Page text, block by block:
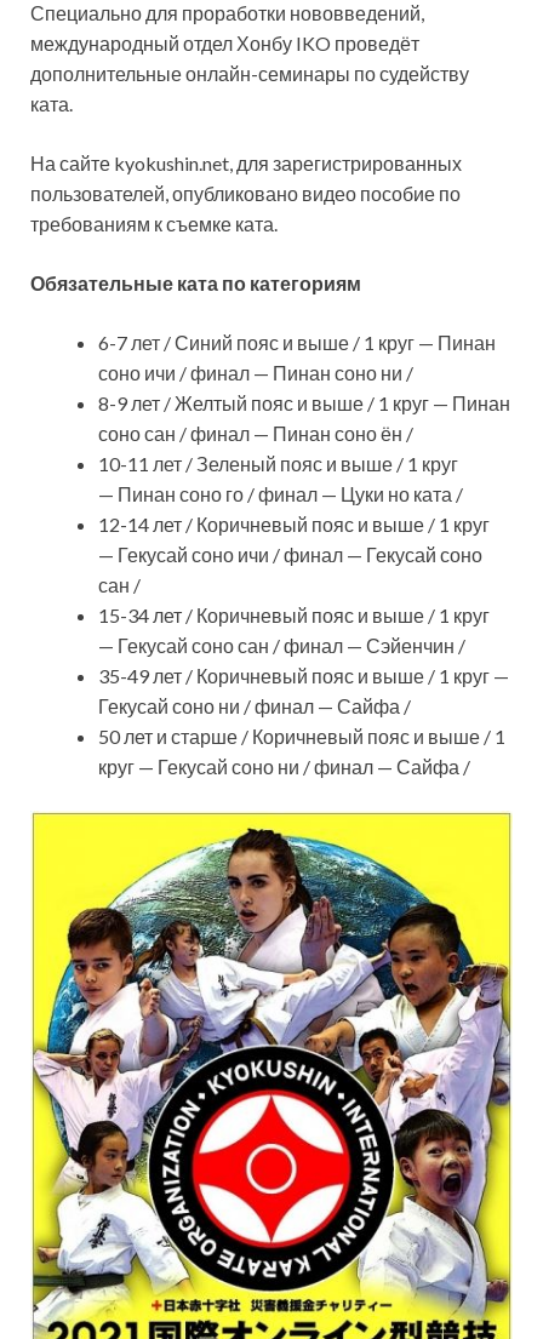
Специально для проработки нововведений,
международный отдел Хонбу IKO проведёт
дополнительные онлайн-семинары по судейству
ката.
На сайте kyokushin.net, для зарегистрированных
пользователей, опубликовано видео пособие по
требованиям к съемке ката.
Обязательные ката по категориям
6-7 лет / Синий пояс и выше / 1 круг — Пинан
соно ичи / финал — Пинан соно ни /
8-9 лет / Желтый пояс и выше / 1 круг — Пинан
соно сан / финал — Пинан соно ён /
10-11 лет / Зеленый пояс и выше / 1 круг
— Пинан соно го / финал — Цуки но ката /
12-14 лет / Коричневый пояс и выше / 1 круг
— Гекусай соно ичи / финал — Гекусай соно
сан /
15-34 лет / Коричневый пояс и выше / 1 круг
— Гекусай соно сан / финал — Сэйенчин /
35-49 лет / Коричневый пояс и выше / 1 круг —
Гекусай соно ни / финал — Сайфа /
50 лет и старше / Коричневый пояс и выше / 1
круг — Гекусай соно ни / финал — Сайфа /